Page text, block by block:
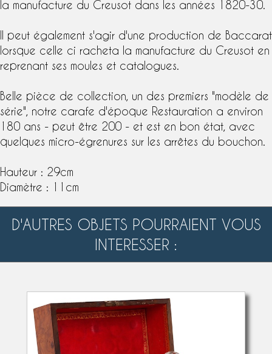
la manufacture du Creusot dans les années 1820-30.
Il peut également s'agir d'une production de Baccarat
lorsque celle ci racheta la manufacture du Creusot en
reprenant ses moules et catalogues.
Belle pièce de collection, un des premiers "modèle de
série", notre carafe d'époque Restauration a environ
180 ans - peut être 200 - et est en bon état, avec
quelques micro-égrenures sur les arrêtes du bouchon.
Hauteur : 29cm
Diamètre : 11cm
D'AUTRES OBJETS POURRAIENT VOUS
INTERESSER :